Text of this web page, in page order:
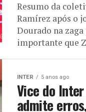
Resumo da
Ramírez após o
Dourado na
importante que
INTER 5 anos ago
Vice do
admite